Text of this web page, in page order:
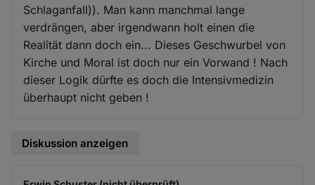
Schlaganfall)). Man kann manchmal lange
verdrängen, aber irgendwann holt einen die
Realität dann doch ein... Dieses Geschwurbel von
Kirche und Moral ist doch nur ein Vorwand ! Nach
dieser Logik dürfte es doch die Intensivmedizin
überhaupt nicht geben !
Diskussion anzeigen